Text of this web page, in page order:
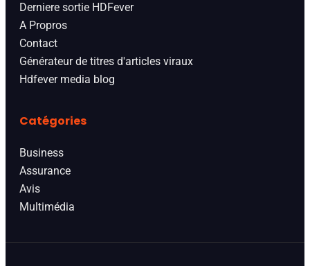
Derniere sortie HDFever
A Propros
Contact
Générateur de titres d'articles viraux
Hdfever media blog
Catégories
Business
Assurance
Avis
Multimédia